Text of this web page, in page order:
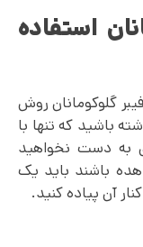
استفاده
گلوکومانان روش
باشید که تنها با
به دست نخواهید
باشند باید یک
آن پیاده کنید.